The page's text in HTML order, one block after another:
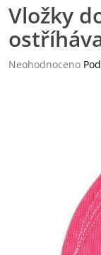
Vložky
Průměrné
Neohodnoceno